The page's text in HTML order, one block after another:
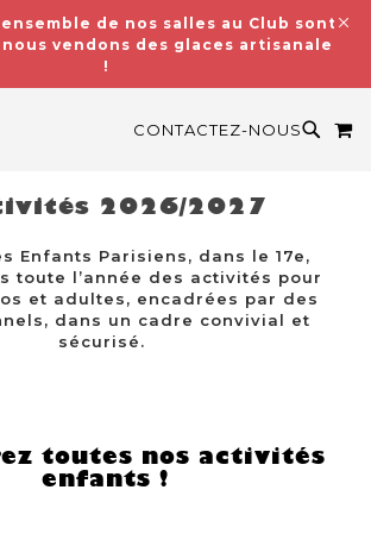
de nos salles au Club sont
vendons des glaces artisanales
!
CONTACTEZ-NOUS
2026/2027
Enfants Parisiens, dans le 17e,
toute l’année des activités pour
et adultes, encadrées par des
dans un cadre convivial et
sécurisé.
toutes nos activités
enfants !